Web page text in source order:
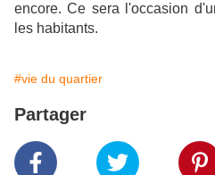
encore. Ce sera l'occasion
les habitants.
#vie du quartier
Partager